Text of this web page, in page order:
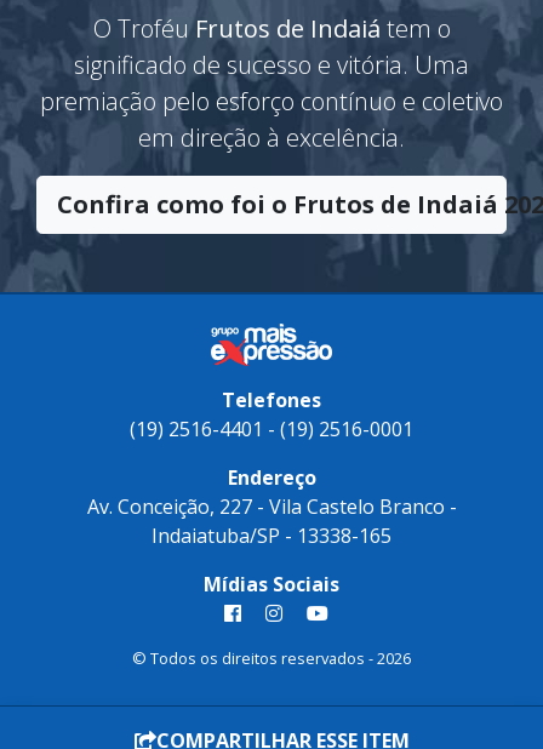
O Troféu Frutos de Indaiá tem o
significado de sucesso e vitória. Uma
premiação pelo esforço contínuo e coletivo
em direção à excelência.
Confira como foi o Frutos de Indaiá
Telefones
(19) 2516-4401 - (19) 2516-0001
Endereço
Av. Conceição, 227 - Vila Castelo Branco -
Indaiatuba/SP - 13338-165
Mídias Sociais
COMPARTILHAR ESSE ITEM